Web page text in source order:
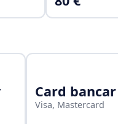
Card bancar
Visa, Mastercard